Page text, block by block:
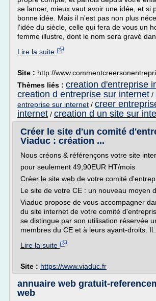
se lancer, mieux vaut avoir une idée, et si
bonne idée. Mais il n'est pas non plus
l'idée du siècle, celle qui fera de vous un
femme illustre, dont le nom sera gravé
Lire la suite
Site : http://
Thèmes liés : creation d'entreprise
creation d entreprise sur internet /
entreprise sur internet / creer
internet / creation d un site sur
Créer le site d'un comité
Viaduc : création ...
Nous créons & référençons votre site
pour seulement 49,90EUR HT/mois
Créer le site web de votre comité
Le site de votre CE : un nouveau moyen
Viaduc propose de vous accompagner
du site internet de votre comité
se distingue par son utilisation réservée
membres du CE et à leurs ayant-droits. Il...
Lire la suite
Site : https://www.viaduc.fr
annuaire web gratuit-
web